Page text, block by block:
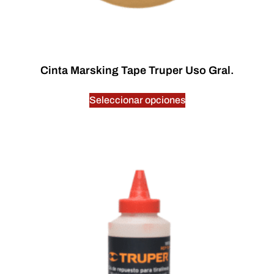
Cinta Marsking Tape Truper Uso Gral.
Seleccionar opciones